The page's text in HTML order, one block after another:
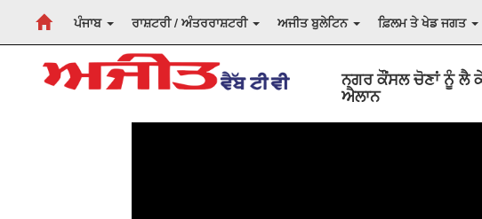
ਪੰਜਾਬ ਰਾਸ਼ਟਰੀ / ਅੰਤਰਰਾਸ਼ਟਰੀ ਅਜੀਤ ਬੁਲੇਟਿਨ ਫ਼ਿਲਮ ਤੇ ਖੇਡ ਜਗਤ
ਨਗਰ ਕੌਂਸਲ ਚੋਣਾਂ ਨੂੰ ਲੈ
ਐਲਾਨ